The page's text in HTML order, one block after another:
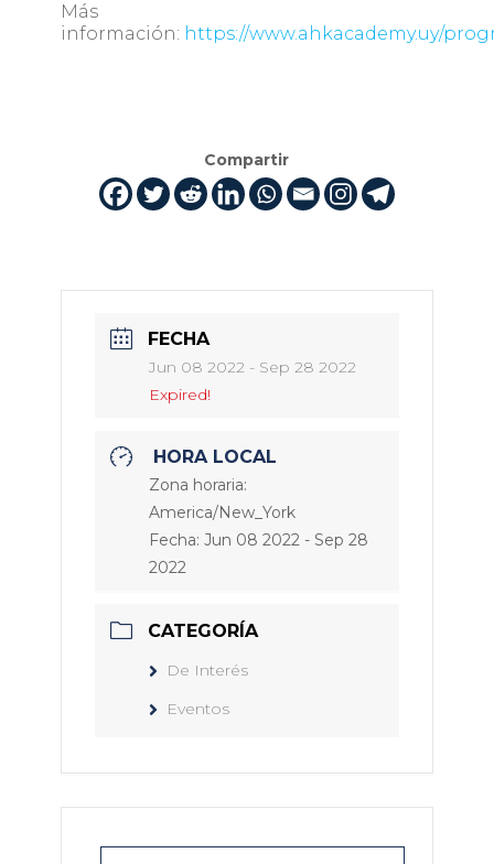
Más
información: https://www.ahkacademy.uy/
Compartir
FECHA
Jun 08 2022- Sep 28 2022
Expired!
HORA LOCAL
Zona horaria:
America/New_York
Fecha: Jun 08 2022- Sep 28
2022
CATEGORÍA
De Interés
Eventos